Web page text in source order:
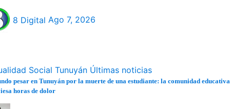
8 Digital Ago 7, 2026
Social Tunuyán Últimas noticias
pesar en Tunuyán por la muerte de una estudiante: la comunidad educativa
horas de dolor